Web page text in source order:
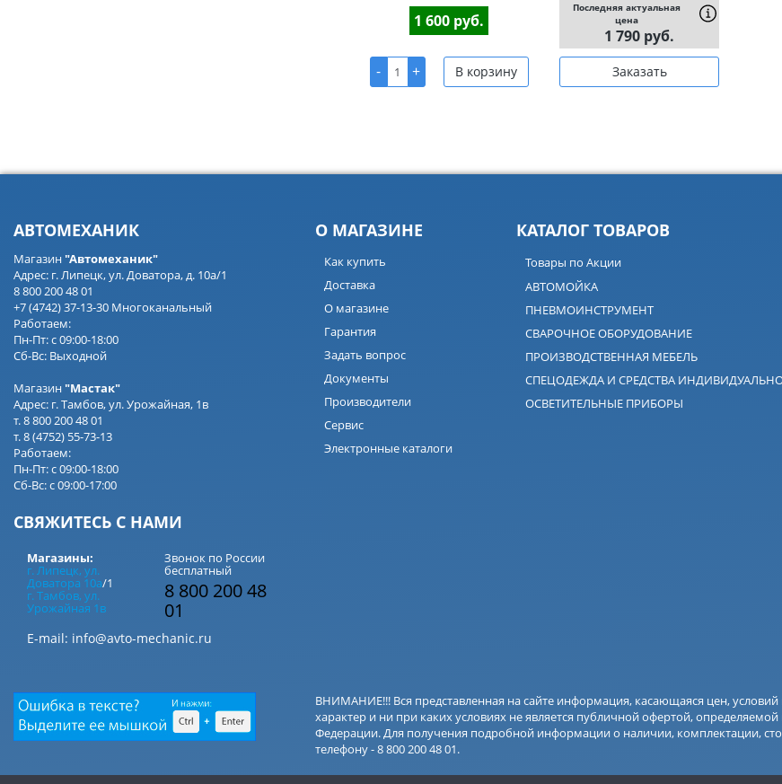
1 600 руб.
- + В корзину
Последняя актуальная
цена
1 790 руб.
Заказать
АВТОМЕХАНИК
Магазин"Автомеханик"
Адрес: г. Липецк, ул. Доватора, д. 10а/1
8 800 200 48 01
+7 (4742) 37-13-30 Многоканальный
Работаем:
Пн-Пт: с 09:00-18:00
Сб-Вс: Выходной
Магазин"Мастак"
Адрес: г. Тамбов, ул. Урожайная, 1в
т. 8 800 200 48 01
т. 8 (4752) 55-73-13
Работаем:
Пн-Пт: с 09:00-18:00
Сб-Вс: с 09:00-17:00
СВЯЖИТЕСЬ С НАМИ
Магазины:
г. Липецк, ул.
Доватора 10а/1
г. Тамбов, ул.
Урожайная 1в
Звонок по России
бесплатный
8 800 200 48
01
E-mail: info@avto-mechanic.ru
О МАГАЗИНЕ
Как купить
Доставка
О магазине
Гарантия
Задать вопрос
Документы
Производители
Сервис
Электронные каталоги
КАТАЛОГ ТОВАРОВ
Товары по Акции
АВТОМОЙКА
ПНЕВМОИНСТРУМЕНТ
СВАРОЧНОЕ ОБОРУДОВАНИЕ
ПРОИЗВОДСТВЕННАЯ МЕБЕЛЬ
СПЕЦОДЕЖДА И СРЕДСТВА
ОСВЕТИТЕЛЬНЫЕ ПРИБОРЫ
ВНИМАНИЕ!!! Вся представленная на сайте информация, касающаяся цен,
характер и ни при каких условиях не является публичной офертой,
Федерации. Для получения подробной информации о наличии, комплектации,
телефону - 8 800 200 48 01.